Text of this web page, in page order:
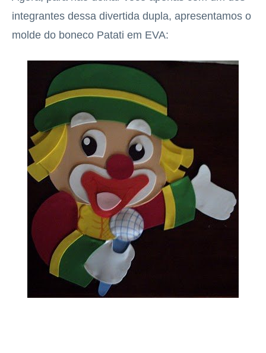
integrantes dessa divertida dupla, apresentamos o
molde do boneco Patati em EVA: